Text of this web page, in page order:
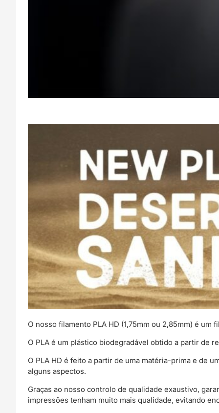
O nosso filamento PLA HD (1,75mm ou 2,85mm) é
O PLA é um plástico biodegradável obtido a partir de
O PLA HD é feito a partir de uma matéria-prima e de
alguns aspectos.
Graças ao nosso controlo de qualidade exaustivo,
impressões tenham muito mais qualidade, evitando